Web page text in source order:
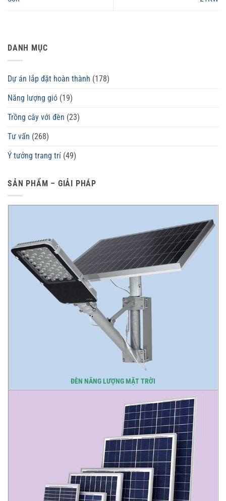
DANH MỤC
Dự án lắp đặt hoàn thành (178)
Năng lượng gió (19)
Trồng cây với đèn (23)
Tư vấn (268)
Ý tưởng trang trí (49)
SẢN PHẨM – GIẢI PHÁP
ĐÈN NĂNG LƯỢNG MẶT TRỜI